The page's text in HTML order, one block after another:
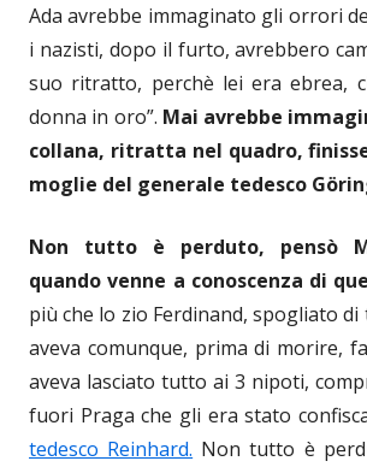
Ada avrebbe immaginato gli orrori
i nazisti, dopo il furto, avrebbero
suo ritratto, perchè lei era ebrea,
donna in oro”. Mai avrebbe
collana, ritratta nel quadro,
moglie del generale tedesco
Non tutto è perduto, pensò
quando venne a conoscenza di
più che lo zio Ferdinand, spogliato
aveva comunque, prima di morire,
aveva lasciato tutto ai 3 nipoti,
fuori Praga che gli era stato
tedesco Reinhard. Non tutto è